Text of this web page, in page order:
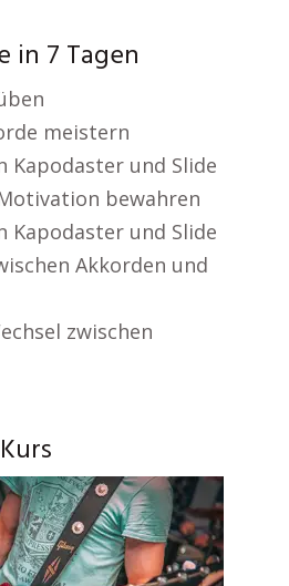
in 7 Tagen
meistern
Kapodaster und Slide
bewahren
Kapodaster und Slide
Akkorden und
zwischen